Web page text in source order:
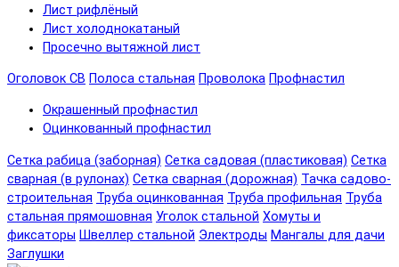
Лист рифлёный
Лист холоднокатаный
Просечно вытяжной лист
Оголовок СВ Полоса стальная Проволока Профнастил
Окрашенный профнастил
Оцинкованный профнастил
Сетка рабица (заборная) Сетка садовая (пластиковая) Сетка
сварная (в рулонах) Сетка сварная (дорожная) Тачка садово-
строительная Труба оцинкованная Труба профильная Труба
стальная прямошовная Уголок стальной Хомуты и
фиксаторы Швеллер стальной Электроды Мангалы для дачи
Заглушки